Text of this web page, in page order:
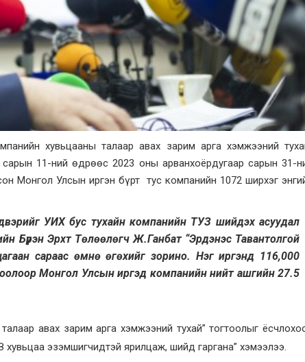
хувьцааны талаар авах зарим арга хэмжээний
11-ний өдрөөс 2023 оны арванхоёрдугаар сарын 31-
Монгол Улсын иргэн бүрт тус компанийн 1072 ширхэг
УИХ бус тухайн компанийн ТУЗ шийдэх асуудал
Бүрэн Эрхт Төлөөлөгч Ж.Ганбат “Эрдэнэс Тавантолгой
сараас өмнө өгөхийг зорино. Нэг иргэнд 116,000
Монгол Улсын иргэд компанийн нийт ашгийн 27.5
авах зарим арга хэмжээний тухай” тогтоолыг
эзэмшигчидтэй ярилцаж, шийд гаргана” хэмээлээ.